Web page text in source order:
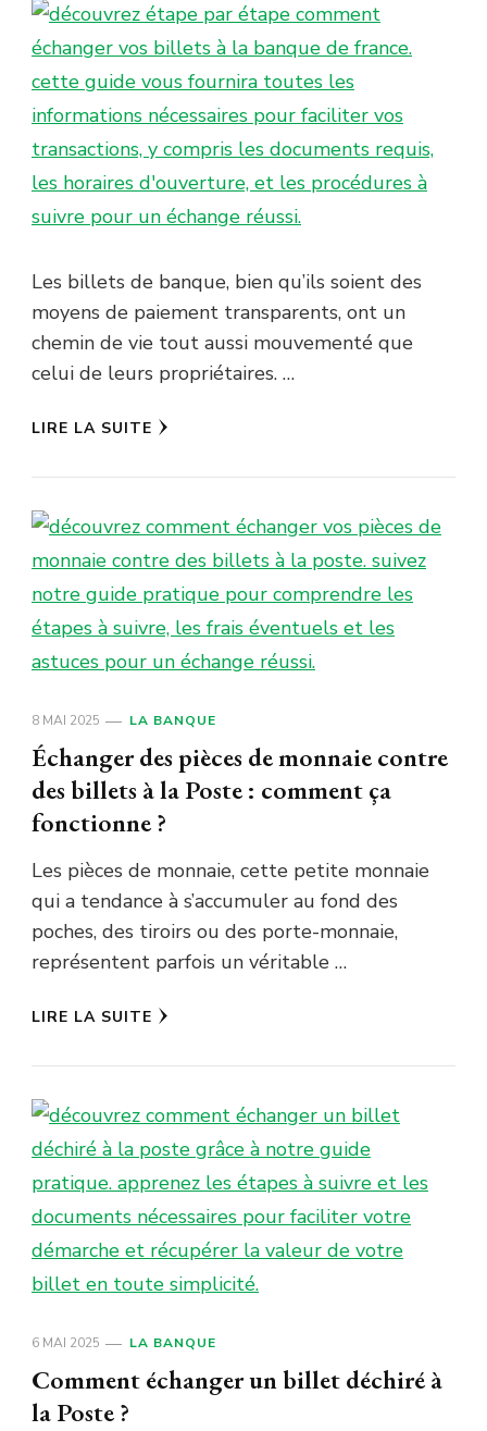
Les billets de banque, bien qu’ils soient des
moyens de paiement transparents, ont un
chemin de vie tout aussi mouvementé que
celui de leurs propriétaires. …
LIRE LA SUITE
8 MAI 2025 LA BANQUE
Échanger des pièces de monnaie contre
des billets à la Poste : comment ça
fonctionne ?
Les pièces de monnaie, cette petite monnaie
qui a tendance à s’accumuler au fond des
poches, des tiroirs ou des porte-monnaie,
représentent parfois un véritable …
LIRE LA SUITE
6 MAI 2025 LA BANQUE
Comment échanger un billet déchiré à
la Poste ?